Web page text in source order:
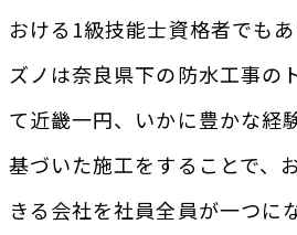
おける1級技能士資格者でも
ズノは奈良県下の防水工事の
て近畿一円、いかに豊かな経
基づいた施工をすることで、
きる会社を社員全員が一つに